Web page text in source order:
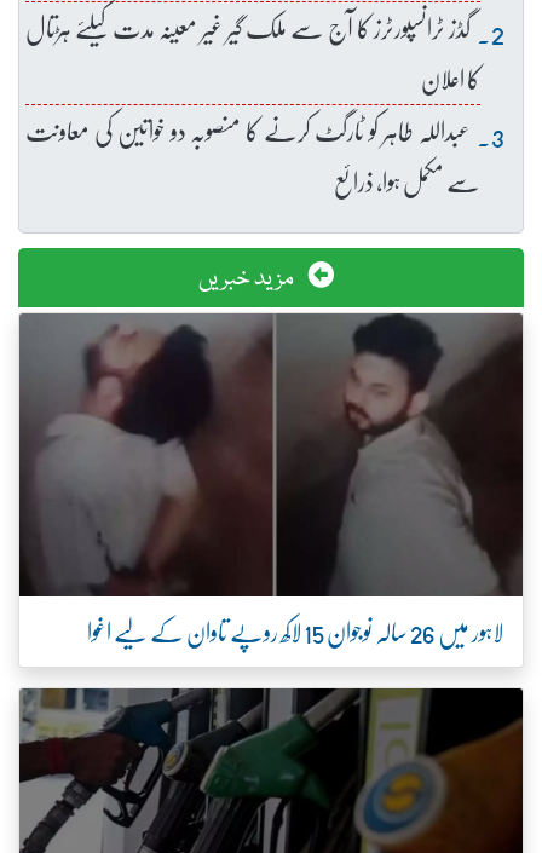
گڈز ٹرانسپورٹرز کا آج سے ملک گیر غیر معینہ مدت کیلئے ہڑتال
کا اعلان
عبداللہ طاہر کو ٹارگٹ کرنے کا منصوبہ دو خواتین کی معاونت
سے مکمل ہوا، ذرائع
مزید خبریں
لاہور میں 26 سالہ نوجوان 15 لاکھ روپے تاوان کے لیے اغوا